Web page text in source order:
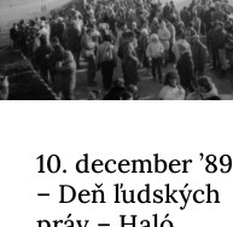
10. december ’89
– Deň ľudských